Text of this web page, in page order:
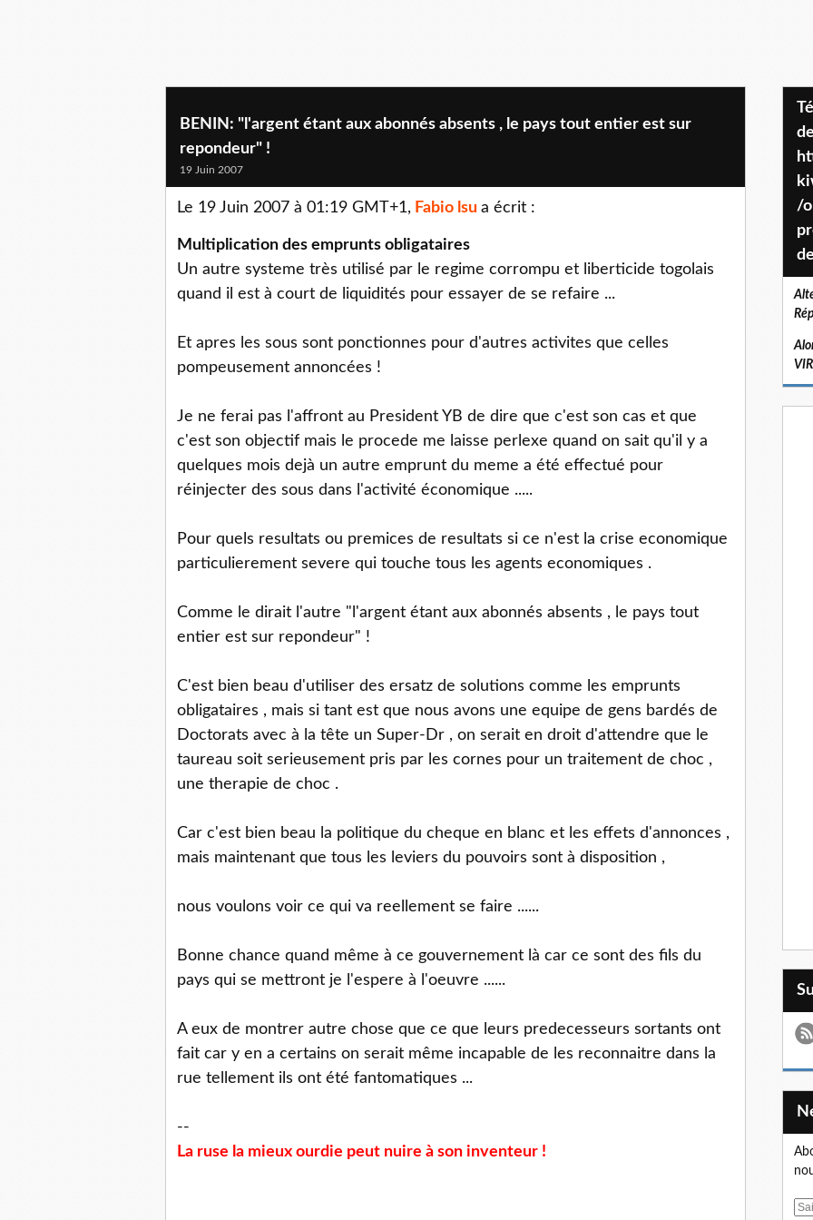
BENIN: "l'argent étant aux abonnés absents , le pays tout entier est sur
repondeur" !
19 Juin 2007
Le 19 Juin 2007 à 01:19 GMT+1, Fabio lsu a écrit :
Multiplication des emprunts obligataires
Un autre systeme très utilisé par le regime corrompu et liberticide togolais
quand il est à court de liquidités pour essayer de se refaire ...
Et apres les sous sont ponctionnes pour d'autres activites que celles
pompeusement annoncées !
Je ne ferai pas l'affront au President YB de dire que c'est son cas et que
c'est son objectif mais le procede me laisse perlexe quand on sait qu'il y a
quelques mois dejà un autre emprunt du meme a été effectué pour
réinjecter des sous dans l'activité économique .....
Pour quels resultats ou premices de resultats si ce n'est la crise economique
particulierement severe qui touche tous les agents economiques .
Comme le dirait l'autre "l'argent étant aux abonnés absents , le pays tout
entier est sur repondeur" !
C'est bien beau d'utiliser des ersatz de solutions comme les emprunts
obligataires , mais si tant est que nous avons une equipe de gens bardés de
Doctorats avec à la tête un Super-Dr , on serait en droit d'attendre que le
taureau soit serieusement pris par les cornes pour un traitement de choc ,
une therapie de choc .
Car c'est bien beau la politique du cheque en blanc et les effets d'annonces ,
mais maintenant que tous les leviers du pouvoirs sont à disposition ,
nous voulons voir ce qui va reellement se faire ......
Bonne chance quand même à ce gouvernement là car ce sont des fils du
pays qui se mettront je l'espere à l'oeuvre ......
A eux de montrer autre chose que ce que leurs predecesseurs sortants ont
fait car y en a certains on serait même incapable de les reconnaitre dans la
rue tellement ils ont été fantomatiques ...
--
La ruse la mieux ourdie peut nuire à son inventeur !
Téléchargez le projet de société
/
E